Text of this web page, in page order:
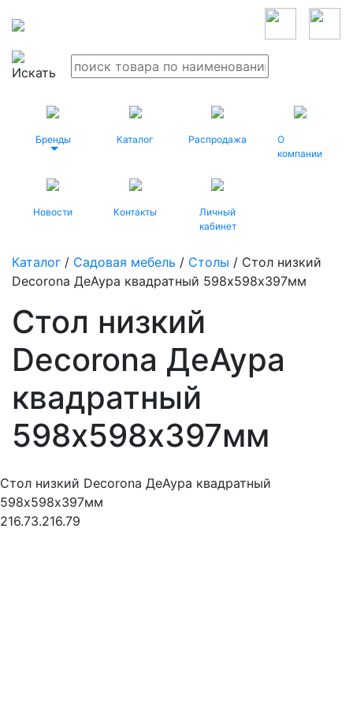
Бренды Каталог Распродажа
О
компании
Новости Контакты
Личный
кабинет
Каталог / Садовая мебель / Столы / Стол низкий
Decorona ДеАура квадратный 598х598х397мм
Стол низкий
Decorona ДеАура
квадратный
598х598х397мм
Стол низкий Decorona ДеАура квадратный
598х598х397мм
216.73.216.79